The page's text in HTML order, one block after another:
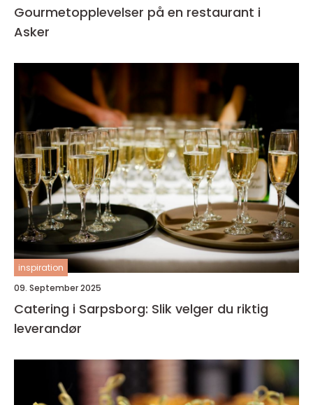
Gourmetopplevelser på en restaurant i
Asker
inspiration
09. September 2025
Catering i Sarpsborg: Slik velger du riktig
leverandør